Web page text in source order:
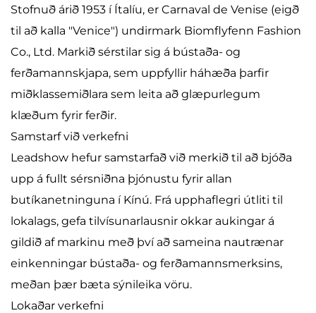
Stofnuð árið 1953 í Ítalíu, er Carnaval de Venise (eigð
til að kalla "Venice") undirmark Biomflyfenn Fashion
Co., Ltd. Markið sérstilar sig á bústaða- og
ferðamannskjapa, sem uppfyllir háhæða þarfir
miðklassemiðlara sem leita að glæpurlegum
klæðum fyrir ferðir.
Samstarf við verkefni
Leadshow hefur samstarfað við merkið til að bjóða
upp á fullt sérsniðna þjónustu fyrir allan
butíkanetninguna í Kínú. Frá upphaflegri útliti til
lokalags, gefa tilvísunarlausnir okkar aukingar á
gildið af markinu með því að sameina nautrænar
einkenningar bústaða- og ferðamannsmerksins,
meðan þær bæta sýnileika vöru.
Lokaðar verkefni